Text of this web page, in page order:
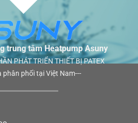
trung tâm Heatpump Asuny
PHÁT TRIỂN THIẾT BỊ PATEX
phối tại Việt Nam---